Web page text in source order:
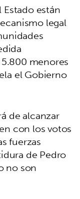
están
legal
menores
el Gobierno
de alcanzar
con los votos
fuerzas
de Pedro
no son